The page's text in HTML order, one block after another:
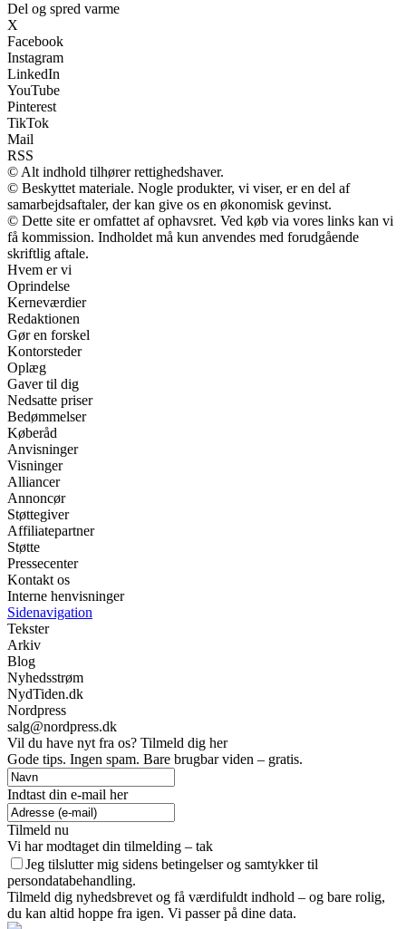
Del og spred varme
X
Facebook
Instagram
LinkedIn
YouTube
Pinterest
TikTok
Mail
RSS
© Alt indhold tilhører rettighedshaver.
© Beskyttet materiale. Nogle produkter, vi viser, er en del af
samarbejdsaftaler, der kan give os en økonomisk gevinst.
© Dette site er omfattet af ophavsret. Ved køb via vores links kan vi
få kommission. Indholdet må kun anvendes med forudgående
skriftlig aftale.
Hvem er vi
Oprindelse
Kerneværdier
Redaktionen
Gør en forskel
Kontorsteder
Oplæg
Gaver til dig
Nedsatte priser
Bedømmelser
Køberåd
Anvisninger
Visninger
Alliancer
Annoncør
Støttegiver
Affiliatepartner
Støtte
Pressecenter
Kontakt os
Interne henvisninger
Sidenavigation
Tekster
Arkiv
Blog
Nyhedsstrøm
NydTiden.dk
Nordpress
salg@nordpress.dk
Vil du have nyt fra os? Tilmeld dig her
Gode tips. Ingen spam. Bare brugbar viden – gratis.
Indtast din e-mail her
Tilmeld nu
Vi har modtaget din tilmelding – tak
Jeg tilslutter mig sidens betingelser og samtykker til
persondatabehandling.
Tilmeld dig nyhedsbrevet og få værdifuldt indhold – og bare rolig,
du kan altid hoppe fra igen. Vi passer på dine data.